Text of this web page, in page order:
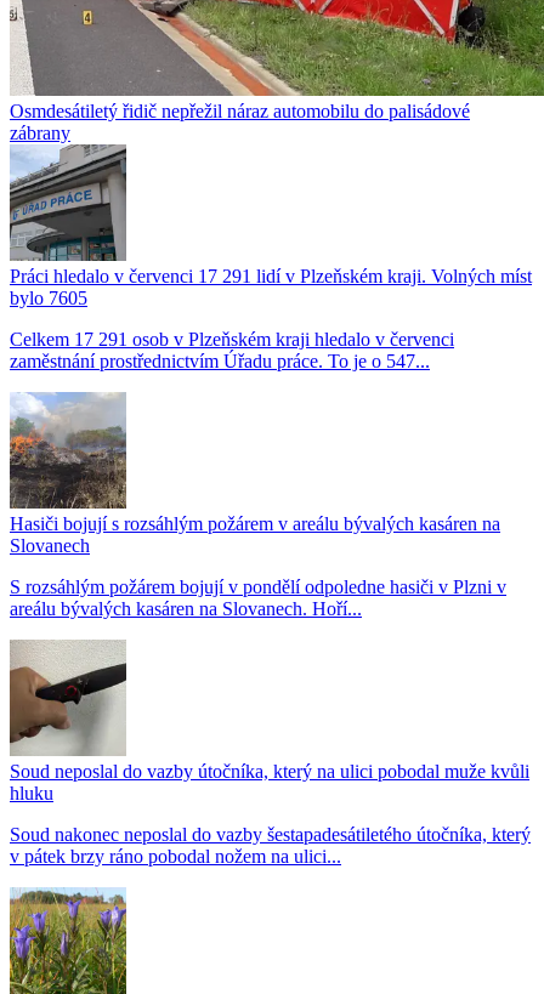
Osmdesátiletý řidič nepřežil náraz automobilu do palisádové
zábrany
Práci hledalo v červenci 17 291 lidí v Plzeňském kraji. Volných míst
bylo 7605
Celkem 17 291 osob v Plzeňském kraji hledalo v červenci
zaměstnání prostřednictvím Úřadu práce. To je o 547...
Hasiči bojují s rozsáhlým požárem v areálu bývalých kasáren na
Slovanech
S rozsáhlým požárem bojují v pondělí odpoledne hasiči v Plzni v
areálu bývalých kasáren na Slovanech. Hoří...
Soud neposlal do vazby útočníka, který na ulici pobodal muže kvůli
hluku
Soud nakonec neposlal do vazby šestapadesátiletého útočníka, který
v pátek brzy ráno pobodal nožem na ulici...